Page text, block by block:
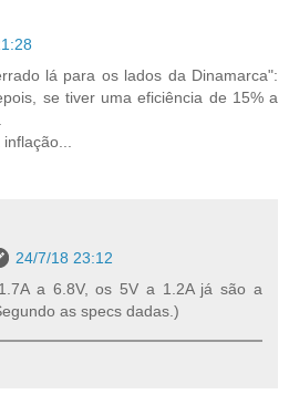
lá para os lados da Dinamarca":
se tiver uma eficiência de 15% a
24/7/18 23:12
a 6.8V, os 5V a 1.2A já são a
as specs dadas.)